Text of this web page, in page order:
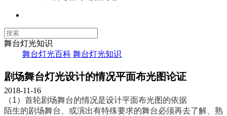
舞台灯光知识
/舞台灯光百科 舞台灯光知识
剧场舞台灯光设计的情况平面布光图论证
2018-11-16
（1）首轮剧场舞台的情况是设计平面布光图的依据
陌生的剧场舞台、或演出有特殊要求的舞台必须再去了解、熟